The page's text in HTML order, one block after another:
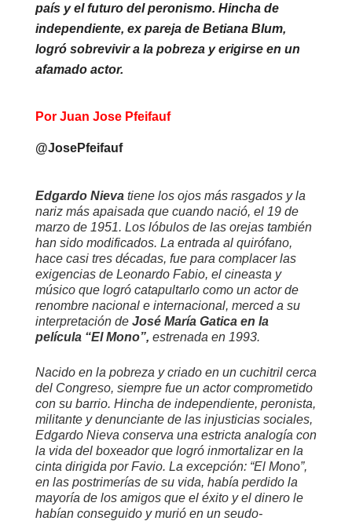
país y el futuro del peronismo. Hincha de
independiente, ex pareja de Betiana Blum,
logró sobrevivir a la pobreza y erigirse en un
afamado actor.
Por Juan Jose Pfeifauf
@JosePfeifauf
Edgardo Nievatiene los ojos más rasgados y la
nariz más apaisada que cuando nació, el 19 de
marzo de 1951. Los lóbulos de las orejas también
han sido modificados. La entrada al quirófano,
hace casi tres décadas, fue para complacer las
exigencias de Leonardo Fabio, el cineasta y
músico que logró catapultarlo como un actor de
renombre nacional e internacional, merced a su
interpretación de José María Gatica en la
película “El Mono”, estrenada en 1993.
Nacido en la pobreza y criado en un cuchitril cerca
del Congreso, siempre fue un actor comprometido
con su barrio. Hincha de independiente, peronista,
militante y denunciante de las injusticias sociales,
Edgardo Nieva conserva una estricta analogía con
la vida del boxeador que logró inmortalizar en la
cinta dirigida por Favio. La excepción: “El Mono”,
en las postrimerías de su vida, había perdido la
mayoría de los amigos que el éxito y el dinero le
habían conseguido y murió en un seudo-